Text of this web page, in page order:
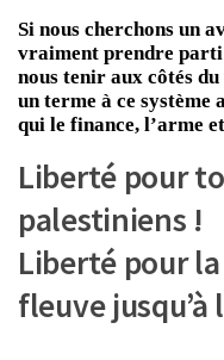
Si nous cherchons un
vraiment prendre parti
nous tenir aux côtés
un terme à ce système
qui le finance, l’arme
Liberté pour
palestiniens !
Liberté pour
fleuve jusqu’à